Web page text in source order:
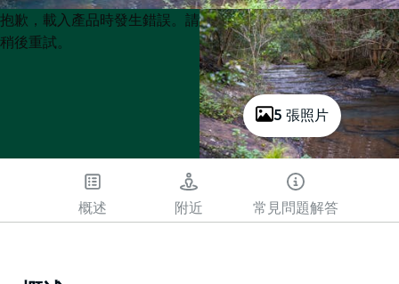
5 張照片
Product
List
Product
List
抱歉，載入產品時發生錯誤。請
稍後重試。
概述 附近 常見問題解答